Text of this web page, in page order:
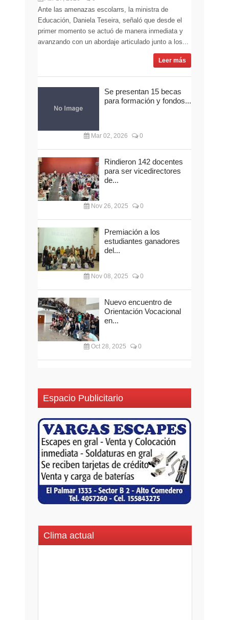
Ante las amenazas escolarrs, la ministra de
Educación, Daniela Teseira, señaló que desde el
primer momento se actuó de manera inmediata y
avanzando con un abordaje articulado junto a los...
Leer más
Se presentan 15 becas
para formación y fondos...
Mar 02, 2026 0
Rindieron 142 docentes
para ser vicedirectores
de...
Nov 26, 2025 0
Premiación a los
estudiantes ganadores
del...
Nov 08, 2025 0
Nuevo encuentro de
Orientación Vocacional
en...
Oct 28, 2025 0
Espacio Publicitario
Clima actual